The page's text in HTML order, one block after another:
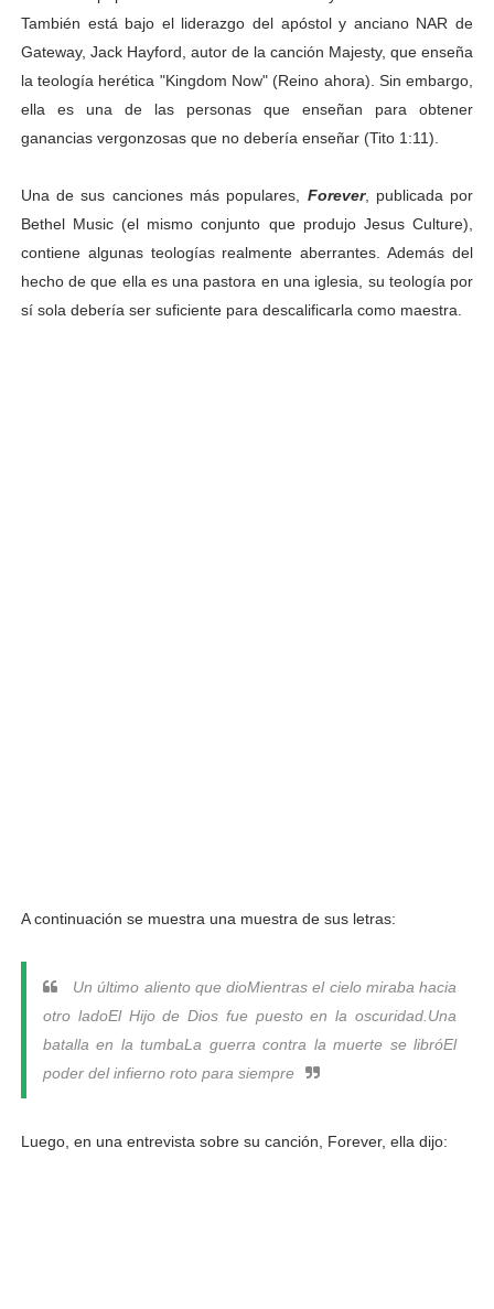
También está bajo el liderazgo del apóstol y anciano NAR de
Gateway, Jack Hayford, autor de la canción Majesty, que enseña
la teología herética "Kingdom Now" (Reino ahora). Sin embargo,
ella es una de las personas que enseñan para obtener
ganancias vergonzosas que no debería enseñar (Tito 1:11).
Una de sus canciones más populares, Forever, publicada por
Bethel Music (el mismo conjunto que produjo Jesus Culture),
contiene algunas teologías realmente aberrantes. Además del
hecho de que ella es una pastora en una iglesia, su teología por
sí sola debería ser suficiente para descalificarla como maestra.
A continuación se muestra una muestra de sus letras:
Un último aliento que dioMientras el cielo miraba hacia
otro ladoEl Hijo de Dios fue puesto en la oscuridad. Una
batalla en la tumbaLa guerra contra la muerte se libróEl
poder del infierno roto para siempre
Luego, en una entrevista sobre su canción, Forever, ella dijo: